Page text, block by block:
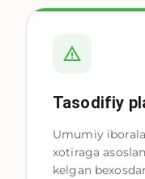
Tasodifiy
Umumiy
xotiraga
kelgan